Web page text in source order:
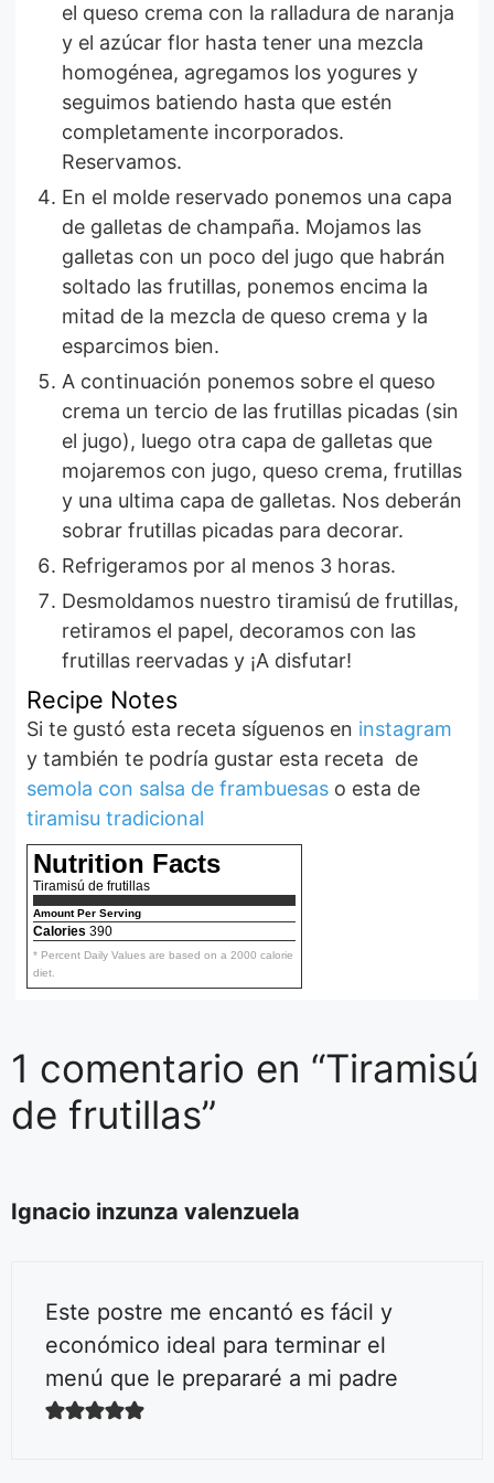
el queso crema con la ralladura de naranja
y el azúcar flor hasta tener una mezcla
homogénea, agregamos los yogures y
seguimos batiendo hasta que estén
completamente incorporados.
Reservamos.
En el molde reservado ponemos una capa
de galletas de champaña. Mojamos las
galletas con un poco del jugo que habrán
soltado las frutillas, ponemos encima la
mitad de la mezcla de queso crema y la
esparcimos bien.
A continuación ponemos sobre el queso
crema un tercio de las frutillas picadas (sin
el jugo), luego otra capa de galletas que
mojaremos con jugo, queso crema, frutillas
y una ultima capa de galletas. Nos deberán
sobrar frutillas picadas para decorar.
Refrigeramos por al menos 3 horas.
Desmoldamos nuestro tiramisú de frutillas,
retiramos el papel, decoramos con las
frutillas reervadas y ¡A disfutar!
Recipe Notes
Si te gustó esta receta síguenos en instagram
y también te podría gustar esta receta de
semola con salsa de frambuesas o esta de
tiramisu tradicional
Nutrition Facts
Tiramisú de frutillas
Amount Per Serving
Calories 390
* Percent Daily Values are based on a 2000 calorie
diet.
1 comentario en “Tiramisú
de frutillas”
Ignacio inzunza valenzuela
Este postre me encantó es fácil y
económico ideal para terminar el
menú que le prepararé a mi padre